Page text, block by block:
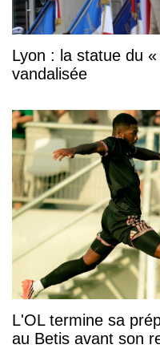
Lyon : la statue du
vandalisée
L'OL termine sa
au Betis avant son